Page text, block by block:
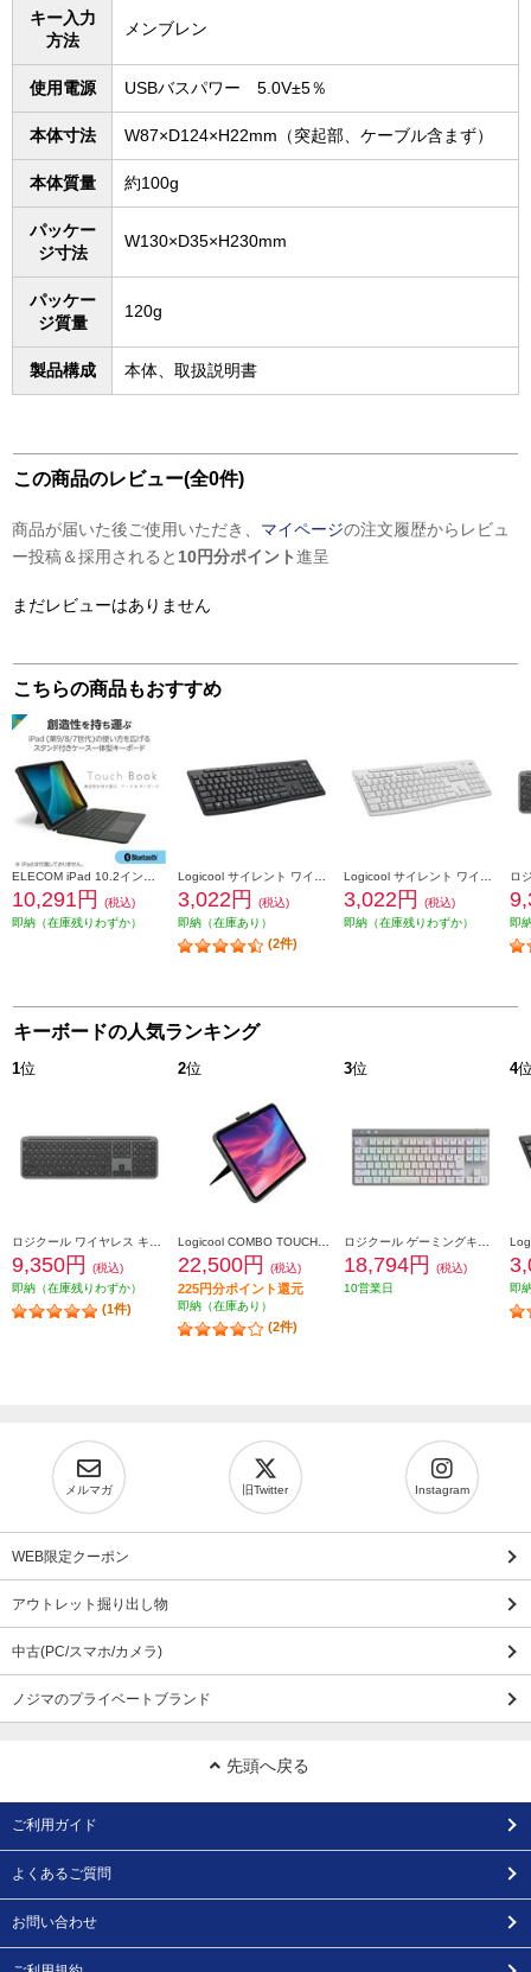
キー入力
方法
メンブレン
使用電源 USBバスパワー 5.0V±5％
本体寸法 W87×D124×H22mm（突起部、ケーブル含まず）
本体質量 約100g
パッケー
ジ寸法
W130×D35×H230mm
パッケー
ジ質量
120g
製品構成 本体、取扱説明書
この商品のレビュー(全0件)
商品が届いた後ご使用いただき、 マイページの注文履歴からレビュ
ー投稿＆採用されると 10円分ポイント進呈
まだレビューはありません
こちらの商品もおすすめ
10,291円
(税込)
即納（在庫残りわずか）
3,022円
(税込)
即納（在庫あり）
(2件)
3,022円
(税込)
即納（在庫残りわずか）
即
キーボードの人気ランキング
1位
9,350円
(税込)
即納（在庫残りわずか）
(1件)
2位
22,500円 (税込)
225円分ポイント還元
即納（在庫あり）
(2件)
3位
18,794円
(税込)
10営業日
4
即
メルマガ 旧Twitter Instagram
WEB限定クーポン
アウトレット掘り出し物
中古(PC/スマホ/カメラ)
ノジマのプライベートブランド
先頭へ戻る
ご利用ガイド
よくあるご質問
お問い合わせ